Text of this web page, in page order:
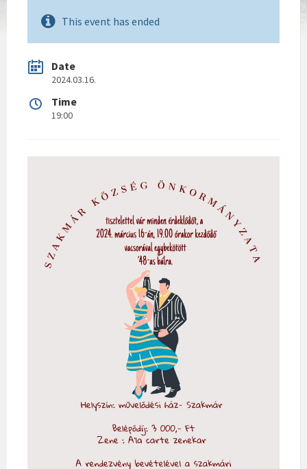
This event has ended
Date
2024.03.16.
Time
19:00